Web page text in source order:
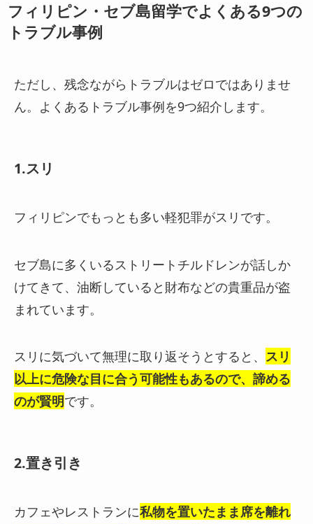
フィリピン・セブ島留学でよくある9つの
トラブル事例
ただし、残念ながらトラブルはゼロではありませ
ん。よくあるトラブル事例を9つ紹介します。
1.スリ
フィリピンでもっとも多い軽犯罪がスリです。
セブ島に多くいるストリートチルドレンが話しか
けてきて、油断していると財布などの貴重品が盗
まれています。
スリに気づいて無理に取り返そうとすると、 スリ
以上に危険な目に合う可能性もあるので、諦める
のが賢明です。
2.置き引き
カフェやレストランに私物を置いたまま席を離れ